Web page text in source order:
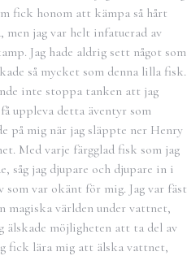
fick honom att kämpa så hårt
men jag var helt infatuerad av
Jag hade aldrig sett något som
så mycket som denna lilla fisk.
inte stoppa tanken att jag
uppleva detta äventyr som
på mig när jag släppte ner Henry
Med varje färgglad fisk som jag
såg jag djupare och djupare in i
som var okänt för mig. Jag var fäst
magiska världen under vattnet,
älskade möjligheten att ta del av
fick lära mig att älska vattnet,